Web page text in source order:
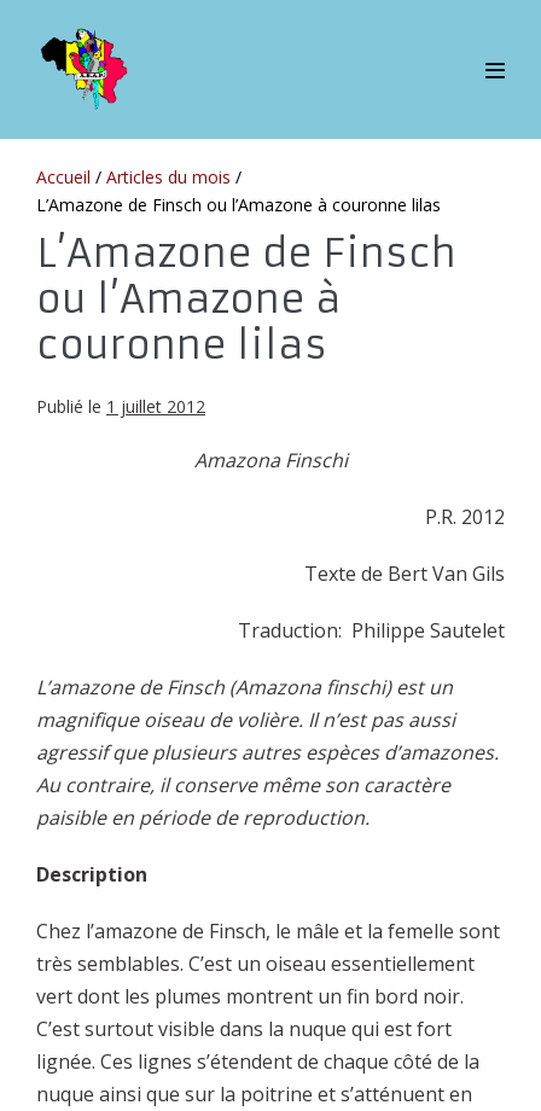
contenu
Accueil / Articles du mois /
L’Amazone de Finsch ou l’Amazone à couronne lilas
L’Amazone de Finsch
ou l’Amazone à
couronne lilas
Publié le 1 juillet 2012
Amazona Finschi
P.R. 2012
Texte de Bert Van Gils
Traduction: Philippe Sautelet
L’amazone de Finsch (Amazona finschi) est un
magnifique oiseau de volière. Il n’est pas aussi
agressif que plusieurs autres espèces d’amazones.
Au contraire, il conserve même son caractère
paisible en période de reproduction.
Description
Chez l’amazone de Finsch, le mâle et la femelle sont
très semblables. C’est un oiseau essentiellement
vert dont les plumes montrent un fin bord noir.
C’est surtout visible dans la nuque qui est fort
lignée. Ces lignes s’étendent de chaque côté de la
nuque ainsi que sur la poitrine et s’atténuent en